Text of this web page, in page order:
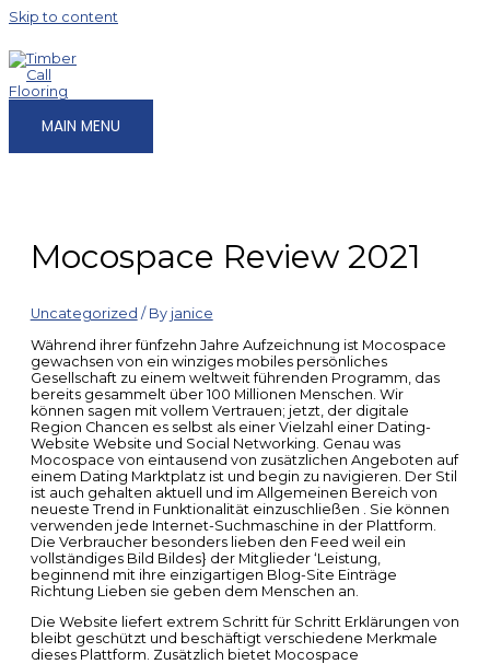
Skip to content
MAIN MENU
Mocospace Review 2021
Uncategorized / By janice
Während ihrer fünfzehn Jahre Aufzeichnung ist Mocospace
gewachsen von ein winziges mobiles persönliches
Gesellschaft zu einem weltweit führenden Programm, das
bereits gesammelt über 100 Millionen Menschen. Wir
können sagen mit vollem Vertrauen; jetzt, der digitale
Region Chancen es selbst als einer Vielzahl einer Dating-
Website Website und Social Networking. Genau was
Mocospace von eintausend von zusätzlichen Angeboten auf
einem Dating Marktplatz ist und begin zu navigieren. Der Stil
ist auch gehalten aktuell und im Allgemeinen Bereich von
neueste Trend in Funktionalität einzuschließen . Sie können
verwenden jede Internet-Suchmaschine in der Plattform.
Die Verbraucher besonders lieben den Feed weil ein
vollständiges Bild Bildes} der Mitglieder ‘Leistung,
beginnend mit ihre einzigartigen Blog-Site Einträge
Richtung Lieben sie geben dem Menschen an.
Die Website liefert extrem Schritt für Schritt Erklärungen von
bleibt geschützt und beschäftigt verschiedene Merkmale
dieses Plattform. Zusätzlich bietet Mocospace